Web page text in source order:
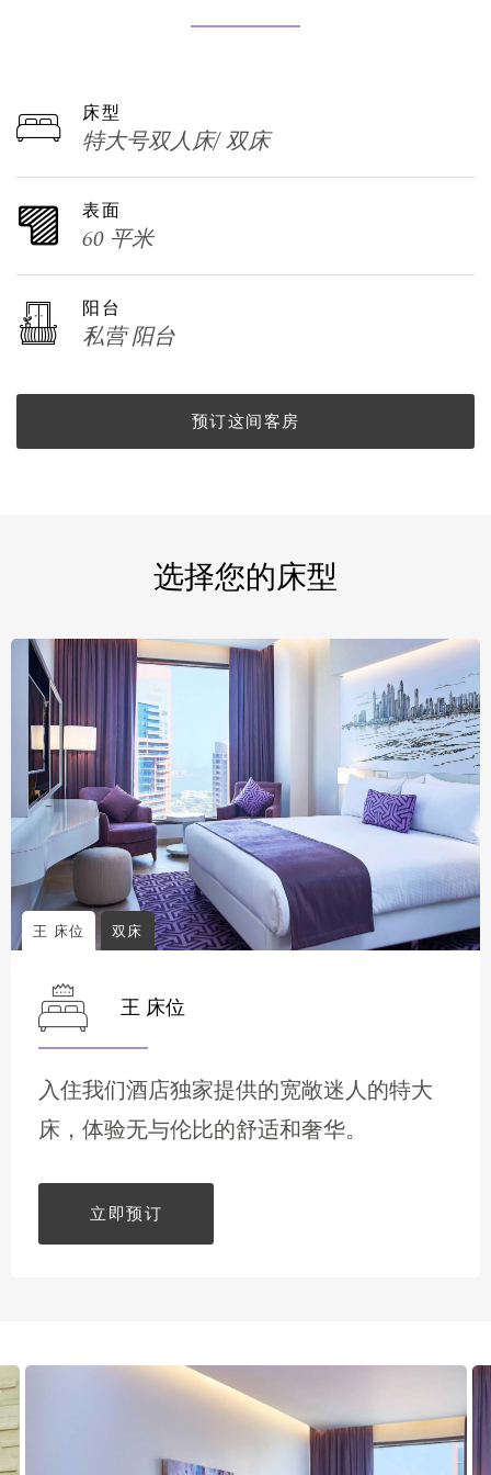
床型
特大号双人床/ 双床
表面
60 平米
阳台
私营 阳台
预订这间客房
选择您的床型
王 床位 双床
王 床位
入住我们酒店独家提供的宽敞迷人的特大
床，体验无与伦比的舒适和奢华。
立即预订